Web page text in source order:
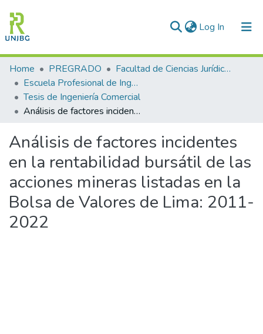
Log In (current)
Communities & Collections
All of DSpace
Statistics
Enviar tesis
Home PREGRADO
Facultad de Ciencias Jurídicas y Empresariales
Escuela Profesional de Ingeniería Comercial
Tesis de Ingeniería Comercial
Análisis de factores incidentes en la rentabilidad bursátil de las acciones mineras listadas en la Bolsa de Valores de Lima: 2011-2022
Análisis de factores incidentes
en la rentabilidad bursátil de las
acciones mineras listadas en la
Bolsa de Valores de Lima: 2011-
2022